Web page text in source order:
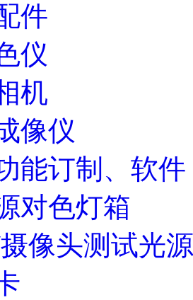
件
仪
机
像仪
能订制、软件
对色灯箱
像头测试光